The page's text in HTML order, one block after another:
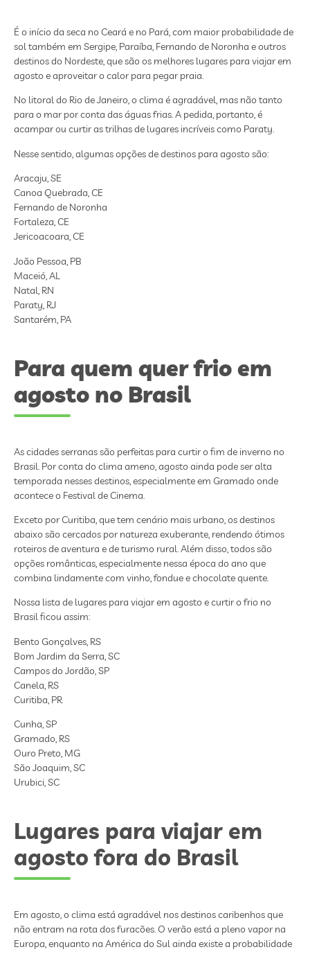
É o início da seca no Ceará e no Pará, com maior probabilidade de
sol também em Sergipe, Paraíba, Fernando de Noronha e outros
destinos do Nordeste, que são os melhores lugares para viajar em
agosto e aproveitar o calor para pegar praia.
No litoral do Rio de Janeiro, o clima é agradável, mas não tanto
para o mar por conta das águas frias. A pedida, portanto, é
acampar ou curtir as trilhas de lugares incríveis como Paraty.
Nesse sentido, algumas opções de destinos para agosto são:
Aracaju, SE
Canoa Quebrada, CE
Fernando de Noronha
Fortaleza, CE
Jericoacoara, CE
João Pessoa, PB
Maceió, AL
Natal, RN
Paraty, RJ
Santarém, PA
Para quem quer frio em
agosto no Brasil
As cidades serranas são perfeitas para curtir o fim de inverno no
Brasil. Por conta do clima ameno, agosto ainda pode ser alta
temporada nesses destinos, especialmente em Gramado onde
acontece o Festival de Cinema.
Exceto por Curitiba, que tem cenário mais urbano, os destinos
abaixo são cercados por natureza exuberante, rendendo ótimos
roteiros de aventura e de turismo rural. Além disso, todos são
opções românticas, especialmente nessa época do ano que
combina lindamente com vinho, fondue e chocolate quente.
Nossa lista de lugares para viajar em agosto e curtir o frio no
Brasil ficou assim:
Bento Gonçalves, RS
Bom Jardim da Serra, SC
Campos do Jordão, SP
Canela, RS
Curitiba, PR
Cunha, SP
Gramado, RS
Ouro Preto, MG
São Joaquim, SC
Urubici, SC
Lugares para viajar em
agosto fora do Brasil
Em agosto, o clima está agradável nos destinos caribenhos que
não entram na rota dos furacões. O verão está a pleno vapor na
Europa, enquanto na América do Sul ainda existe a probabilidade